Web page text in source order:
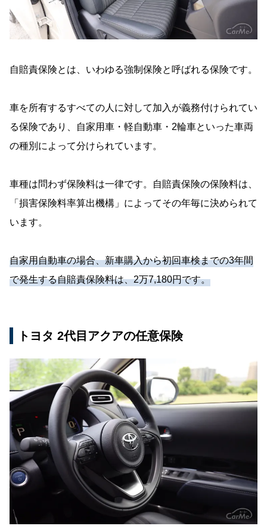
自賠責保険とは、いわゆる強制保険と呼ばれる保険です。
車を所有するすべての人に対して加入が義務付けられてい
る保険であり、自家用車・軽自動車・2輪車といった車両
の種別によって分けられています。
車種は問わず保険料は一律です。自賠責保険の保険料は、
「損害保険料率算出機構」によってその年毎に決められて
います。
自家用自動車の場合、新車購入から初回車検までの3年間
で発生する自賠責保険料は、2万7,180円です。
トヨタ 2代目アクアの任意保険